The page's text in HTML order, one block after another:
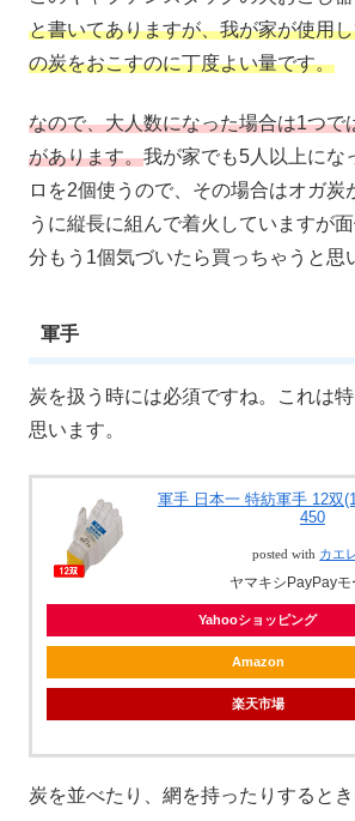
と書いてありますが、我が家が使用
の炭をおこすのに丁度よい量です。
なので、大人数になった場合は1つで
があります。我が家でも5人以上にな
ロを2個使うので、その場合はオガ炭
うに縦長に組んで着火していますが
分もう1個気づいたら買っちゃうと思
軍手
炭を扱う時には必須ですね。これは
思います。
軍手 日本一 特紡軍手 12双
450
posted with カエ
ヤマキシPayPayモ
Yahooショッピング
Amazon
楽天市場
炭を並べたり、網を持ったりするとき